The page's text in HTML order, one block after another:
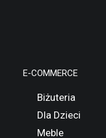
E-COMMERCE
Biżuteria
Dla Dzieci
Meble